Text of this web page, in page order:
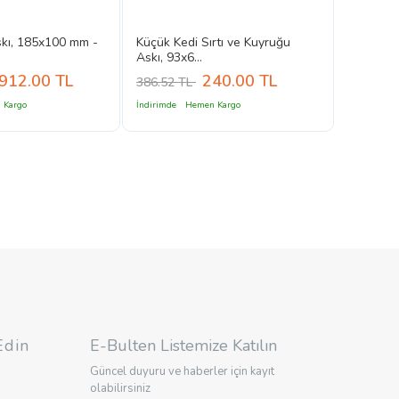
185x100 mm -
TL
Kargo
Küçük Kedi Sırtı ve Kuyruğu
Askı, 93x6...
386.52 TL 240.00 TL
İndirimde Hemen Kargo
E-Bulten Listemize Katılın
Güncel duyuru ve haberler için kayıt
olabilirsiniz